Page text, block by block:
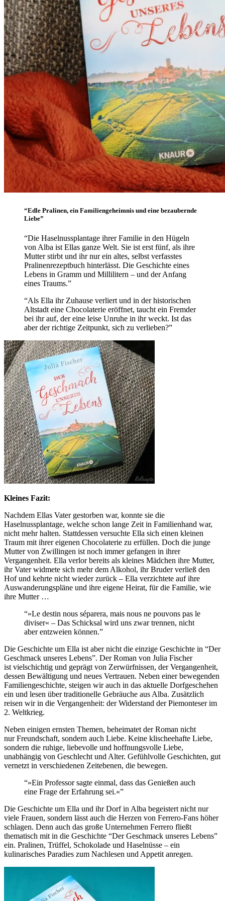
“Edle Pralinen, ein Familiengeheimnis und eine bezaubernde
Liebe”
“Die Haselnussplantage ihrer Familie in den Hügeln
von Alba ist Ellas ganze Welt. Sie ist erst fünf, als ihre
Mutter stirbt und ihr nur ein altes, selbst verfasstes
Pralinenrezeptbuch hinterlässt. Die Geschichte eines
Lebens in Gramm und Millilitern – und der Anfang
eines Traums.”
“Als Ella ihr Zuhause verliert und in der historischen
Altstadt eine Chocolaterie eröffnet, taucht ein Fremder
bei ihr auf, der eine leise Unruhe in ihr weckt. Ist das
aber der richtige Zeitpunkt, sich zu verlieben?”
Kleines Fazit:
Nachdem Ellas Vater gestorben war, konnte sie die
Haselnussplantage, welche schon lange Zeit in Familienhand war,
nicht mehr halten. Stattdessen versuchte Ella sich einen kleinen
Traum mit ihrer eigenen Chocolaterie zu erfüllen. Doch die junge
Mutter von Zwillingen ist noch immer gefangen in ihrer
Vergangenheit. Ella verlor bereits als kleines Mädchen ihre Mutter,
ihr Vater widmete sich mehr dem Alkohol, ihr Bruder verließ den
Hof und kehrte nicht wieder zurück – Ella verzichtete auf ihre
Auswanderungspläne und ihre eigene Heirat, für die Familie, wie
ihre Mutter …
“»Le destin nous séparera, mais nous ne pouvons pas le
diviser« – Das Schicksal wird uns zwar trennen, nicht
aber entzweien können.”
Die Geschichte um Ella ist aber nicht die einzige Geschichte in “Der
Geschmack unseres Lebens”. Der Roman von Julia Fischer
ist vielschichtig und geprägt von Zerwürfnissen, der Vergangenheit,
dessen Bewältigung und neues Vertrauen. Neben einer bewegenden
Familiengeschichte, steigen wir auch in das aktuelle Dorfgeschehen
ein und lesen über traditionelle Gebräuche aus Alba. Zusätzlich
reisen wir in die Vergangenheit: der Widerstand der Piemonteser im
2. Weltkrieg.
Neben einigen ernsten Themen, beheimatet der Roman nicht
nurFreundschaft, sondern auch Liebe. Keine klischeehafte Liebe,
sondern die ruhige, liebevolle und hoffnungsvolle Liebe,
unabhängig von Geschlecht und Alter. Gefühlvolle Geschichten, gut
vernetzt in verschiedenen Zeitebenen, die bewegen.
“»Ein Professor sagte einmal, dass das Genießen auch
eine Frage der Erfahrung sei.«”
Die Geschichte um Ella und ihr Dorf in Alba begeistert nicht nur
viele Frauen, sondern lässt auch die Herzen von Ferrero-Fans höher
schlagen. Denn auch das große Unternehmen Ferrero fließt
thematisch mit in die Geschichte “Der Geschmack unseres Lebens”
ein. Pralinen, Trüffel, Schokolade und Haselnüsse – ein
kulinarisches Paradies zum Nachlesen und Appetit anregen.